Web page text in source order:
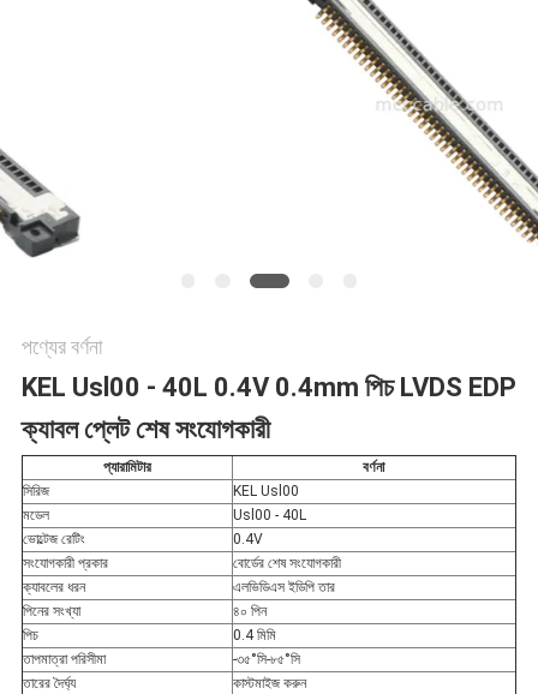
করুন
গোপনীয়তা
নীতি
পণ্যের বর্ণনা
KEL Usl00 - 40L 0.4V 0.4mm পিচ LVDS EDP
ক্যাবল প্লেট শেষ সংযোগকারী
প্যারামিটার
বর্ণনা
সিরিজ
KEL Usl00
মডেল
Usl00 - 40L
ভোল্টেজ রেটিং
0.4V
সংযোগকারী প্রকার
বোর্ডের শেষ সংযোগকারী
ক্যাবলের ধরন
এলভিডিএস ইডিপি তার
পিনের সংখ্যা
৪০ পিন
পিচ
0.4 মিমি
তাপমাত্রা পরিসীমা
-৩৫°সি-৮৫°সি
তারের দৈর্ঘ্য
কাস্টমাইজ করুন